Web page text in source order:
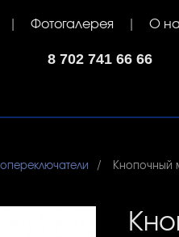
Фотогалерея О
8 702 741 66 66
Кнопочный